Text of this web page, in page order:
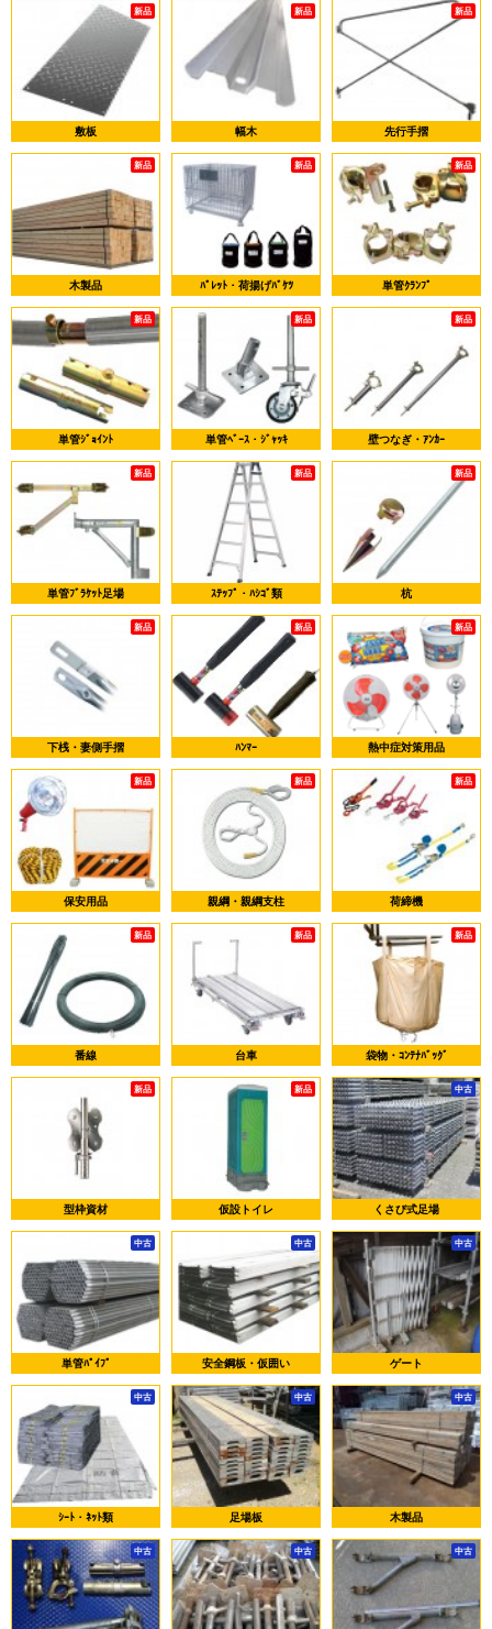
新品
敷板
新品
幅木
新品
先行手摺
新品
木製品
新品
ﾊﾟﾚｯﾄ・荷揚げﾊﾞｹﾂ
新品
単管ｸﾗﾝﾌﾟ
新品
単管ｼﾞｮｲﾝﾄ
新品
単管ﾍﾞｰｽ・ｼﾞｬｯｷ
新品
壁つなぎ・ｱﾝｶｰ
新品
単管ﾌﾞﾗｹｯﾄ足場
新品
ｽﾃｯﾌﾟ・ﾊｼｺﾞ類
新品
杭
新品
下桟・妻側手摺
新品
ﾊﾝﾏｰ
新品
熱中症対策用品
新品
保安用品
新品
親綱・親綱支柱
新品
荷締機
新品
番線
新品
台車
新品
袋物・ｺﾝﾃﾅﾊﾞｯｸﾞ
新品
型枠資材
新品
仮設トイレ
中古
くさび式足場
中古
単管ﾊﾟｲﾌﾟ
中古
安全鋼板・仮囲い
中古
ゲート
中古
ｼｰﾄ・ﾈｯﾄ類
中古
足場板
中古
木製品
中古 中古 中古